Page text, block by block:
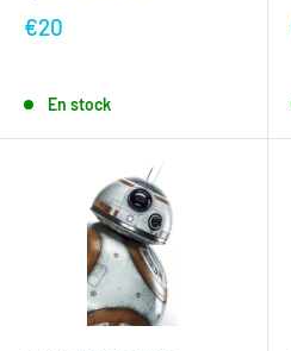
€20
En stock